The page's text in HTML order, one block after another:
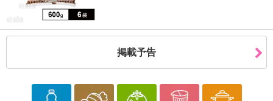
【賞味・消費期限のある商品について】
商品到着時点でのお日持ち期間は、配送日数などにより異なります
【キャンセルについて】
※お申込み後のキャンセルはお受けできません。
掲載予告